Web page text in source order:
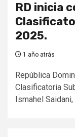
RD inicia
2025.
1 año atrás
República
Clasificatoria
Ismahel